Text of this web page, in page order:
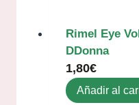
Rimel Eye
DDonna
1,80€
Añadir al